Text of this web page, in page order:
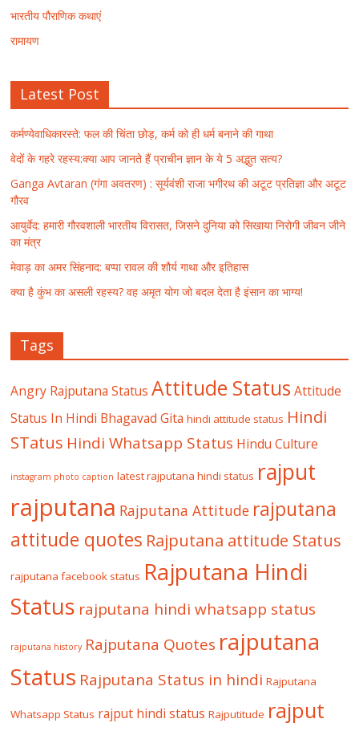
भारतीय पौराणिक कथाएं
रामायण
Latest Post
कर्मण्येवाधिकारस्ते: फल की चिंता छोड़, कर्म को ही धर्म बनाने की गाथा
वेदों के गहरे रहस्य:क्या आप जानते हैं प्राचीन ज्ञान के ये 5 अद्भुत सत्य?
Ganga Avtaran (गंगा अवतरण) : सूर्यवंशी राजा भगीरथ की अटूट प्रतिज्ञा और अटूट
गौरव
आयुर्वेद: हमारी गौरवशाली भारतीय विरासत, जिसने दुनिया को सिखाया निरोगी जीवन जीने
का मंत्र
मेवाड़ का अमर सिंहनाद: बप्पा रावल की शौर्य गाथा और इतिहास
क्या है कुंभ का असली रहस्य? वह अमृत योग जो बदल देता है इंसान का भाग्य!
Tags
Angry Rajputana Status Attitude Status Attitude
Status In Hindi Bhagavad Gita hindi attitude status Hindi
STatus Hindi Whatsapp Status Hindu Culture
instagram photo caption latest rajputana hindi status rajput
rajputana Rajputana Attitude rajputana
attitude quotes Rajputana attitude Status
rajputana facebook status Rajputana Hindi
Status rajputana hindi whatsapp status
rajputana history Rajputana Quotes rajputana
Status Rajputana Status in hindi Rajputana
Whatsapp Status rajput hindi status Rajputitude rajput